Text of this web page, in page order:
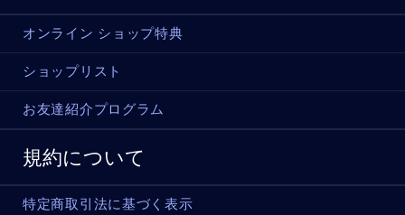
オンライン ショップ特典
ショップリスト
お友達紹介プログラム
規約について
特定商取引法に基づく表示